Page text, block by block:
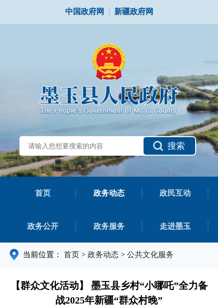
中国政府网 | 新疆政府网
搜索
首页 政务动态 政民互动
政务公开 政务服务 走进墨玉
当前位置： 首页 > 政务动态 > 公共文化服务
【群众文化活动】 墨玉县乡村“小哪吒”全力备
战2025年新疆“群众村晚”